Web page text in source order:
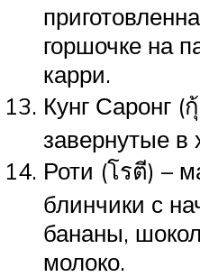
горшочке на
карри.
Кунг Саронг (
завернутые
Роти (โรตี) –
блинчики с
бананы,
молоко.